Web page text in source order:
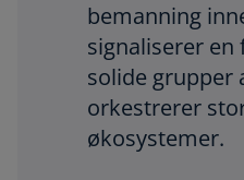
bemanning
signaliserer
solide grupper
orkestrerer
økosystemer.